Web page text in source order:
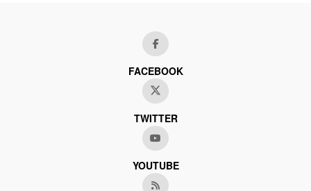
FACEBOOK
TWITTER
YOUTUBE